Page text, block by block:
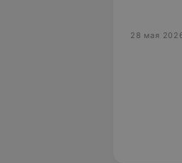
28 мая